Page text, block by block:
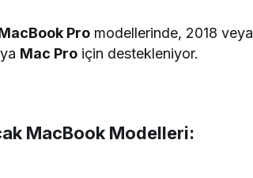
Promodellerinde, 2018 veya
Mac Proiçin destekleniyor.
MacBook Modelleri: